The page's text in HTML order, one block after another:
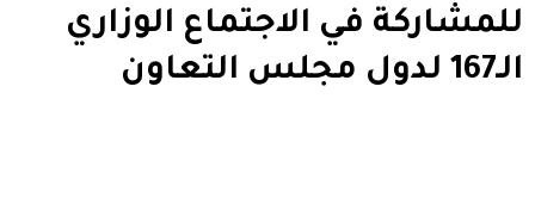
للمشاركة في الاجتماع الوزاري
الـ167 لدول مجلس التعاون